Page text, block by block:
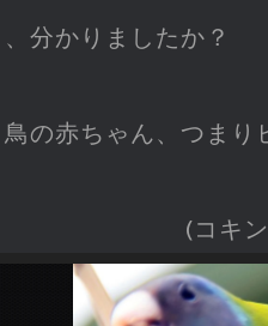
分かりましたか？
の赤ちゃん、つまり
(コキ